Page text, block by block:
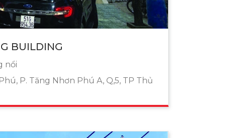
BUILDING
nổi
P. Tăng Nhơn Phú A, Q,5, TP Thủ